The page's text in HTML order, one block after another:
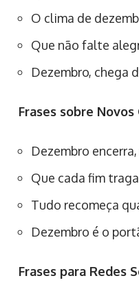
O clima de
Que não falte
Dezembro, chega
Frases sobre Novos
Dezembro
Que cada fim
Tudo recomeça
Dezembro é o
Frases para Redes